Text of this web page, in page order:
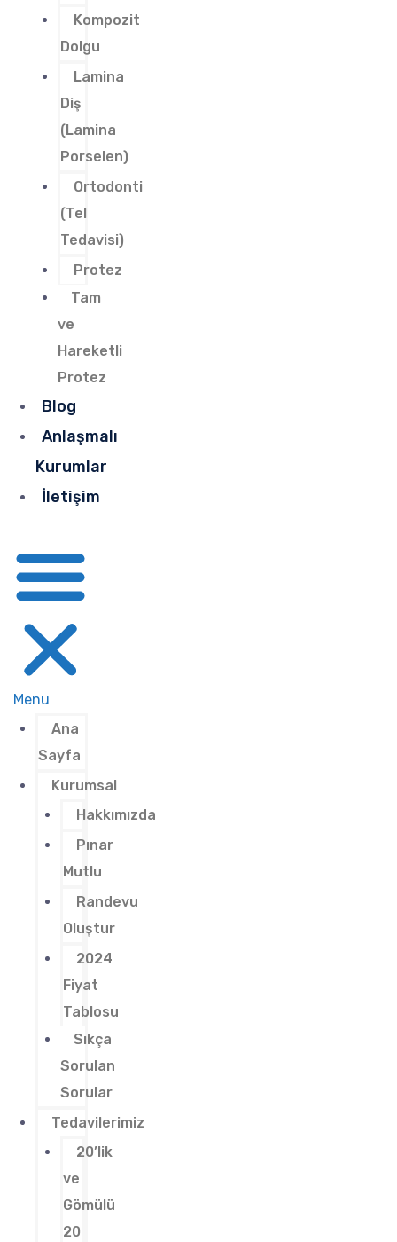
Kompozit
Dolgu
Lamina
Diş
(Lamina
Porselen)
Ortodonti
(Tel
Tedavisi)
Protez
Tam
ve
Hareketli
Protez
Blog
Anlaşmalı
Kurumlar
İletişim
Menu
Ana
Sayfa
Kurumsal
Hakkımızda
Pınar
Mutlu
Randevu
Oluştur
2024
Fiyat
Tablosu
Sıkça
Sorulan
Sorular
Tedavilerimiz
20’lik
ve
Gömülü
20